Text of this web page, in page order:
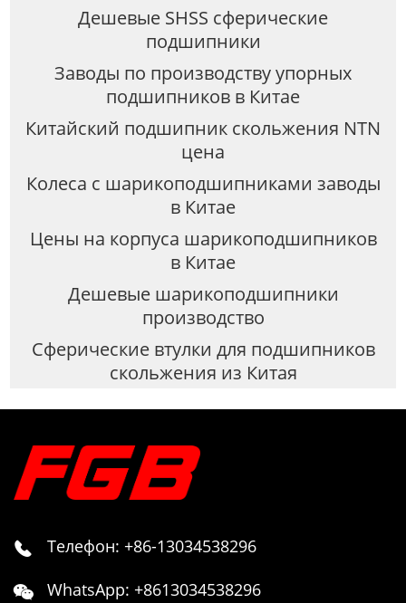
Дешевые SHSS сферические
подшипники
Заводы по производству упорных
подшипников в Китае
Китайский подшипник скольжения NTN
цена
Колеса с шарикоподшипниками заводы
в Китае
Цены на корпуса шарикоподшипников
в Китае
Дешевые шарикоподшипники
производство
Сферические втулки для подшипников
скольжения из Китая
 Телефон: +86-13034538296
 WhatsApp: +8613034538296